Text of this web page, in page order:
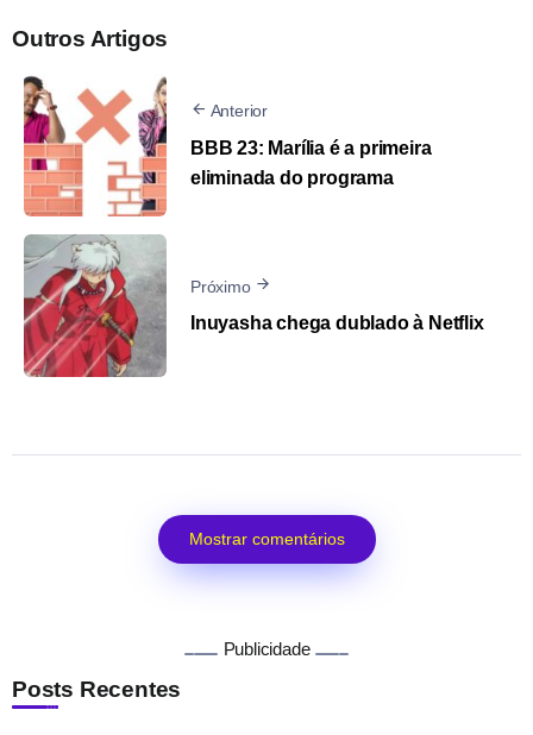
Outros Artigos
Anterior
BBB 23: Marília é a primeira
eliminada do programa
Próximo
Inuyasha chega dublado à Netflix
Mostrar comentários
Publicidade
Posts Recentes